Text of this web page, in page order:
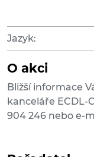
Jazyk:
O akci
Bližší informace
kanceláře ECDL-
904 246 nebo e-